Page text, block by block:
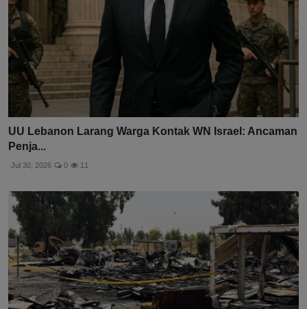
UU Lebanon Larang Warga Kontak WN Israel: Ancaman
Penja...
Jul 30, 2026 0 11